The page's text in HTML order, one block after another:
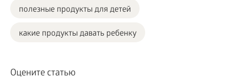
полезные продукты для детей
какие продукты давать ребенку
Оцените статью